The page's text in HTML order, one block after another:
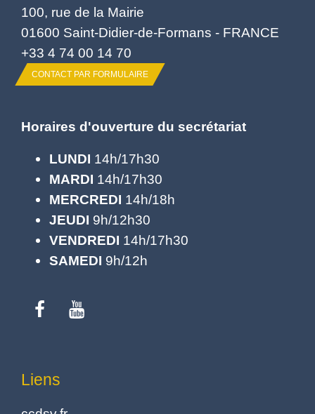
100, rue de la Mairie
01600 Saint-Didier-de-Formans - FRANCE
+33 4 74 00 14 70
CONTACT PAR FORMULAIRE
Horaires d'ouverture du secrétariat
LUNDI 14h/17h30
MARDI 14h/17h30
MERCREDI 14h/18h
JEUDI 9h/12h30
VENDREDI 14h/17h30
SAMEDI 9h/12h
Liens